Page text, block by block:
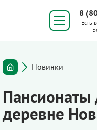
8
Есть
Новинки
деревне